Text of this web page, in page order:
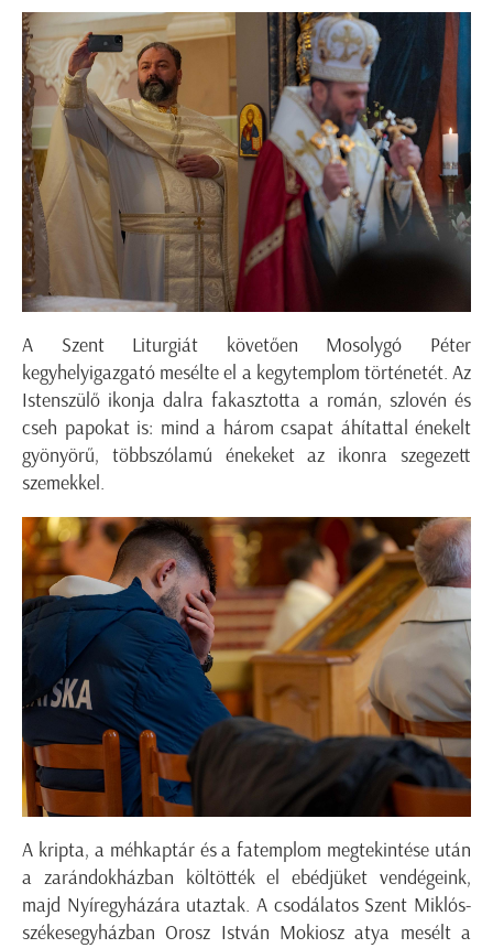
A Szent Liturgiát követően Mosolygó Péter
kegyhelyigazgató mesélte el a kegytemplom történetét. Az
Istenszülő ikonja dalra fakasztotta a román, szlovén és
cseh papokat is: mind a három csapat áhítattal énekelt
gyönyörű, többszólamú énekeket az ikonra szegezett
szemekkel.
A kripta, a méhkaptár és a fatemplom megtekintése után
a zarándokházban költötték el ebédjüket vendégeink,
majd Nyíregyházára utaztak. A csodálatos Szent Miklós-
székesegyházban Orosz István Mokiosz atya mesélt a